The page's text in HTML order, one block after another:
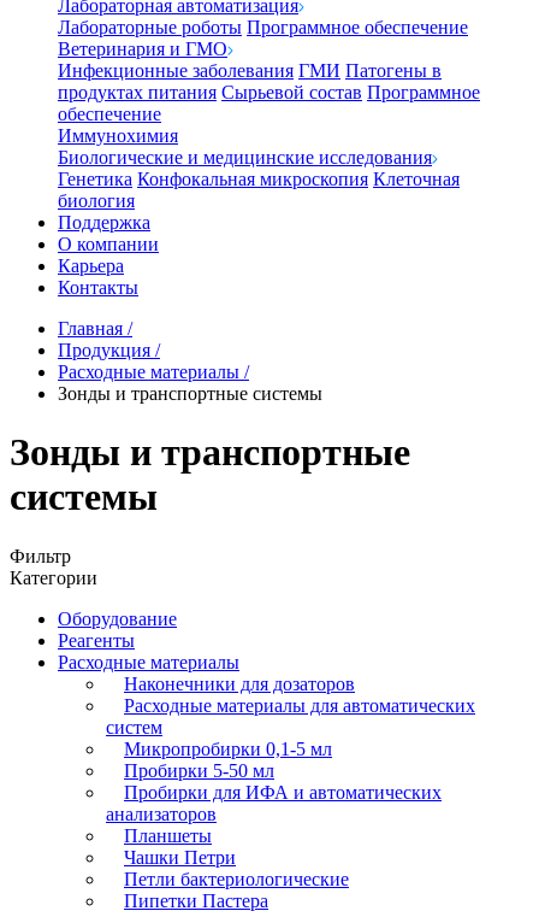
Лабораторная автоматизация
Лабораторные роботы Программное обеспечение
Ветеринария и ГМО
Инфекционные заболевания ГМИ Патогены в
продуктах питания Сырьевой состав Программное
обеспечение
Иммунохимия
Биологические и медицинские исследования
Генетика Конфокальная микроскопия Клеточная
биология
Поддержка
О компании
Карьера
Контакты
Главная /
Продукция /
Расходные материалы /
Зонды и транспортные системы
Зонды и транспортные
системы
Фильтр
Категории
Оборудование
Реагенты
Расходные материалы
Наконечники для дозаторов
Расходные материалы для автоматических
систем
Микропробирки 0,1-5 мл
Пробирки 5-50 мл
Пробирки для ИФА и автоматических
анализаторов
Планшеты
Чашки Петри
Петли бактериологические
Пипетки Пастера